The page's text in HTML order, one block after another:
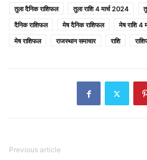
तुला दैनिक राशिफल
तुला राशि 4 मार्च 2024
दैनिक राशिफल
मेष दैनिक राशिफल मेष राशि 4
मेष राशिफल
राजस्थान समाचार राशि
Previous article